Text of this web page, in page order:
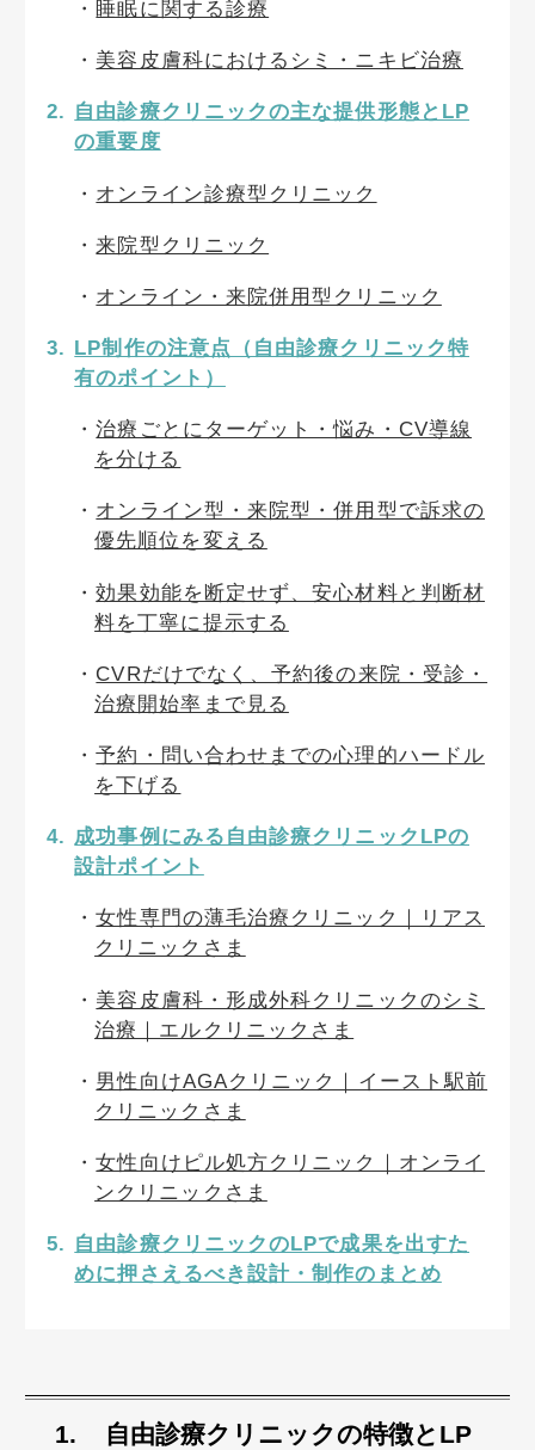
睡眠に関する診療
美容皮膚科におけるシミ・ニキビ治療
自由診療クリニックの主な提供形態とLP
の重要度
オンライン診療型クリニック
来院型クリニック
オンライン・来院併用型クリニック
LP制作の注意点（自由診療クリニック特
有のポイント）
治療ごとにターゲット・悩み・CV導線
を分ける
オンライン型・来院型・併用型で訴求の
優先順位を変える
効果効能を断定せず、安心材料と判断材
料を丁寧に提示する
CVRだけでなく、予約後の来院・受診・
治療開始率まで見る
予約・問い合わせまでの心理的ハードル
を下げる
成功事例にみる自由診療クリニックLPの
設計ポイント
女性専門の薄毛治療クリニック｜リアス
クリニックさま
美容皮膚科・形成外科クリニックのシミ
治療｜エルクリニックさま
男性向けAGAクリニック｜イースト駅前
クリニックさま
女性向けピル処方クリニック｜オンライ
ンクリニックさま
自由診療クリニックのLPで成果を出すた
めに押さえるべき設計・制作のまとめ
自由診療クリニックの特徴とLP